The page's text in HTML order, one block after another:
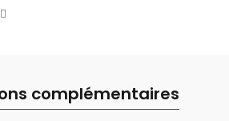
complémentaires